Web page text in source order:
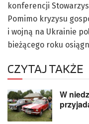
konferencji
Pomimo kryzysu
i wojną na Ukrainie
bieżącego roku
CZYTAJ TAKŻE
W